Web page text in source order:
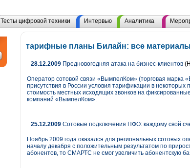
Тесты цифровой техники Интервью Аналитика
тарифные планы Билайн: все
28.12.2009 Предновогодняя атака на бизнес-клиентов
Оператор сотовой связи «ВымпелКом» (торговая марка
присутствия в России условия тарификации в
стоимость местных исходящих звонков на
компаний «ВымпелКом».
25.12.2009 Сотовые подключения ПФО: каждому свой
Ноябрь 2009 года оказался для региональных сотовых
началу декабря с положительным результатом по
абонентов, то СМАРТС не смог увеличить абонентскую